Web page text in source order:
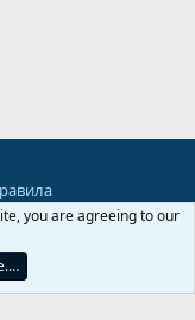
R
S
you are agreeing to our